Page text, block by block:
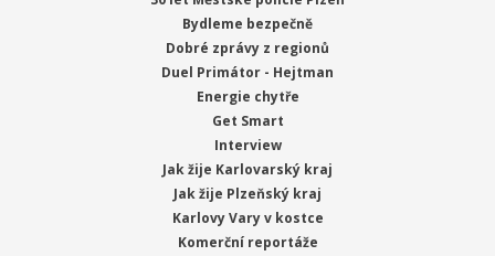
Bydleme bezpečně
Dobré zprávy z regionů
Duel Primátor - Hejtman
Energie chytře
Get Smart
Interview
Jak žije Karlovarský kraj
Jak žije Plzeňský kraj
Karlovy Vary v kostce
Komerční reportáže